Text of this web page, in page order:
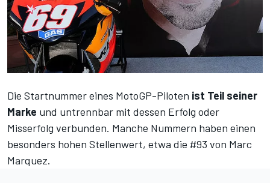
Die Startnummer eines MotoGP-Piloten ist Teil seiner
Marke und untrennbar mit dessen Erfolg oder
Misserfolg verbunden. Manche Nummern haben einen
besonders hohen Stellenwert, etwa die #93 von Marc
Marquez.